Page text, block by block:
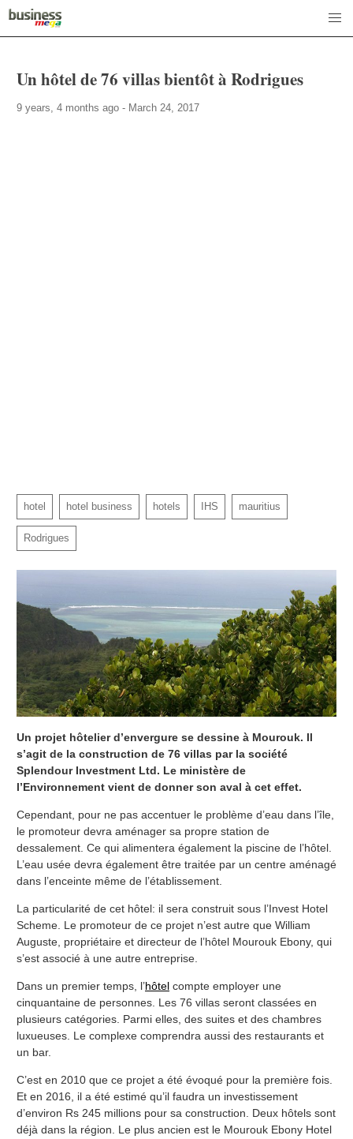
Un hôtel de 76 villas bientôt à Rodrigues
9 years, 4 months ago - March 24, 2017
hotel hotel business hotels IHS mauritius
Rodrigues
Un projet hôtelier d’envergure se dessine à Mourouk. Il
s’agit de la construction de 76 villas par la société
Splendour Investment Ltd. Le ministère de
l’Environnement vient de donner son aval à cet effet.
Cependant, pour ne pas accentuer le problème d’eau dans l’île,
le promoteur devra aménager sa propre station de
dessalement. Ce qui alimentera également la piscine de l’hôtel.
L’eau usée devra également être traitée par un centre aménagé
dans l’enceinte même de l’établissement.
La particularité de cet hôtel: il sera construit sous l’Invest Hotel
Scheme. Le promoteur de ce projet n’est autre que William
Auguste, propriétaire et directeur de l’hôtel Mourouk Ebony, qui
s’est associé à une autre entreprise.
Dans un premier temps, l’hôtel compte employer une
cinquantaine de personnes. Les 76 villas seront classées en
plusieurs catégories. Parmi elles, des suites et des chambres
luxueuses. Le complexe comprendra aussi des restaurants et
un bar.
C’est en 2010 que ce projet a été évoqué pour la première fois.
Et en 2016, il a été estimé qu’il faudra un investissement
d’environ Rs 245 millions pour sa construction. Deux hôtels sont
déjà dans la région. Le plus ancien est le Mourouk Ebony Hotel